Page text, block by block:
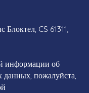
CS 61311,
информации об
данных, пожалуйста,